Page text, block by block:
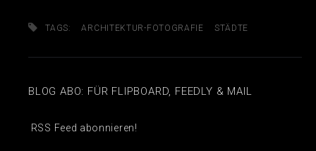
TAGS: ARCHITEKTUR-FOTOGRAFIE STÄDTE
BLOG ABO: FÜR FLIPBOARD, FEEDLY & MAIL
RSS Feed abonnieren!